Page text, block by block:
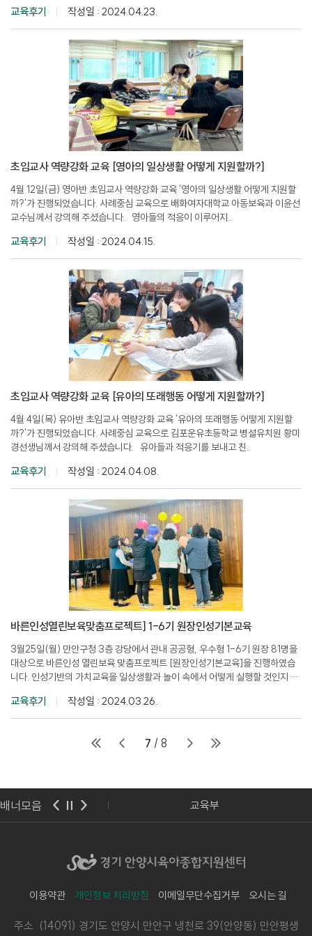
교육후기 작성일 : 2024.04.23.
초임교사 역량강화 교육 [영아의 일상생활 어떻게 지원할까?]
4월 12일(금) 영아반 초임교사 역량강화 교육 '영아의 일상생활 어떻게 지원할
까?'가 진행되었습니다. 사례중심 교육으로 배화여자대학교 아동보육과 이윤선
교수님께서 강의해 주셨습니다. 영아들의 적응이 이루어지..
교육후기 작성일 : 2024.04.15.
초임교사 역량강화 교육 [유아의 또래행동 어떻게 지원할까?]
4월 4일(목) 유아반 초임교사 역량강화 교육 '유아의 또래행동 어떻게 지원할
까?'가 진행되었습니다. 사례중심 교육으로 김포운유초등학교 병설유치원 황미
경선생님께서 강의해 주셨습니다. 유아들과 적응기를 보내고 친..
교육후기 작성일 : 2024.04.08.
바른인성열린보육맞춤프로젝트] 1-6기 원장인성기본교육
3월25일(월) 만안구청 3층 강당에서 관내 공공형, 우수형 1-6기 원장 81명을
대상으로 바른인성 열린보육 맞춤프로젝트 [원장인성기본교육]을 진행하였습
니다. 인성기반의 가치교육을 일상생활과 놀이 속에서 어떻게 실행할 것인지 워
교육후기 작성일 : 2024.03.26.
7 / 8
배너모음
육교육진흥원 교육부
이용약관 개인정보 처리방침 이메일무단수집거부 오시는 길
주소 (14091) 경기도 안양시 만안구 냉천로 39(안양동) 만안평생